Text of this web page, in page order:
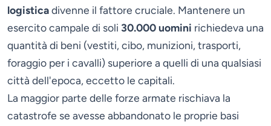
logisticadivenne il fattore cruciale. Mantenere un
esercito campale di soli 30.000 uomini richiedeva una
quantità di beni (vestiti, cibo, munizioni, trasporti,
foraggio per i cavalli) superiore a quelli di una qualsiasi
città dell'epoca, eccetto le capitali.
La maggior parte delle forze armate rischiava la
catastrofe se avesse abbandonato le proprie basi